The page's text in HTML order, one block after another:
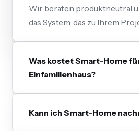
Wir beraten produktneutral
das System, das zu Ihrem
Was kostet Smart-Home
Einfamilienhaus?
Kann ich Smart-Home